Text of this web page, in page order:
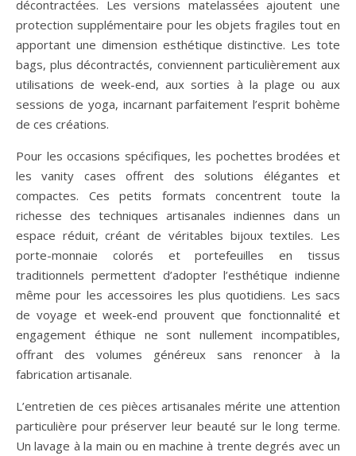
décontractées. Les versions matelassées ajoutent une
protection supplémentaire pour les objets fragiles tout en
apportant une dimension esthétique distinctive. Les tote
bags, plus décontractés, conviennent particulièrement aux
utilisations de week-end, aux sorties à la plage ou aux
sessions de yoga, incarnant parfaitement l’esprit bohème
de ces créations.
Pour les occasions spécifiques, les pochettes brodées et
les vanity cases offrent des solutions élégantes et
compactes. Ces petits formats concentrent toute la
richesse des techniques artisanales indiennes dans un
espace réduit, créant de véritables bijoux textiles. Les
porte-monnaie colorés et portefeuilles en tissus
traditionnels permettent d’adopter l’esthétique indienne
même pour les accessoires les plus quotidiens. Les sacs
de voyage et week-end prouvent que fonctionnalité et
engagement éthique ne sont nullement incompatibles,
offrant des volumes généreux sans renoncer à la
fabrication artisanale.
L’entretien de ces pièces artisanales mérite une attention
particulière pour préserver leur beauté sur le long terme.
Un lavage à la main ou en machine à trente degrés avec un